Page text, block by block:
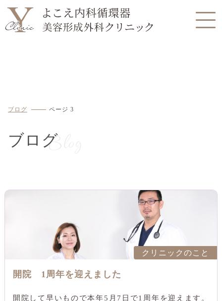
ブログ ページ 3
Blog
ブログ
クリニックのこと
開院 1周年を迎えました
開院して早いもので本年5月7日で1周年を迎えます。